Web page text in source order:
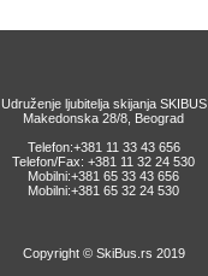
Udruženje ljubitelja skijanja SKIBUS
Makedonska 28/8, Beograd
Telefon:+381 11 33 43 656
Telefon/Fax: +381 11 32 24 530
Mobilni:+381 65 33 43 656
Mobilni:+381 65 32 24 530
Copyright © SkiBus.rs 2019